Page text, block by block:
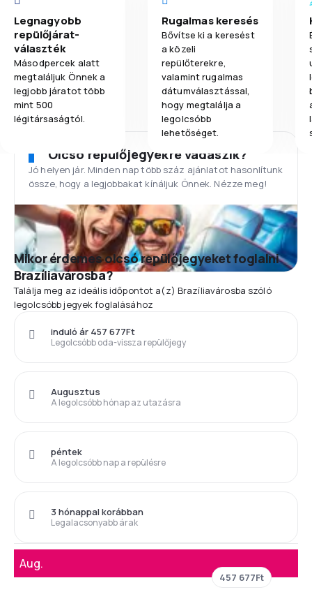
Legnagyobb
repülőjárat-
választék
Másodpercek alatt
megtaláljuk Önnek a
legjobb járatot több
mint 500
légitársaságtól.
Rugalmas keresés
Bővítse ki a keresést
a közeli
repülőterekre,
valamint rugalmas
dátumválasztással,
hogy megtalálja a
legolcsóbb
lehetőséget.
Olcsó repülőjegyekre vadászik?
Jó helyen jár. Minden nap több száz ajánlatot hasonlítunk
össze, hogy a legjobbakat kínáljuk Önnek. Nézze meg!
Mikor érdemes olcsó repülőjegyeket foglalni
Brazíliavárosba?
Találja meg az ideális időpontot a(z) Brazíliavárosba szóló
legolcsóbb jegyek foglalásához
Legolcsóbb oda-vissza repülőjegy
induló ár 457 677Ft
A legolcsóbb hónap az utazásra
Augusztus
A legolcsóbb nap a repülésre
péntek
Legalacsonyabb árak
3 hónappal korábban
Aug.
457 677Ft